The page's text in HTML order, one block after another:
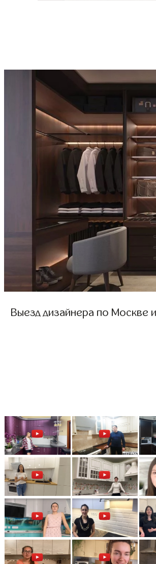
Выезд дизайнера по Москве